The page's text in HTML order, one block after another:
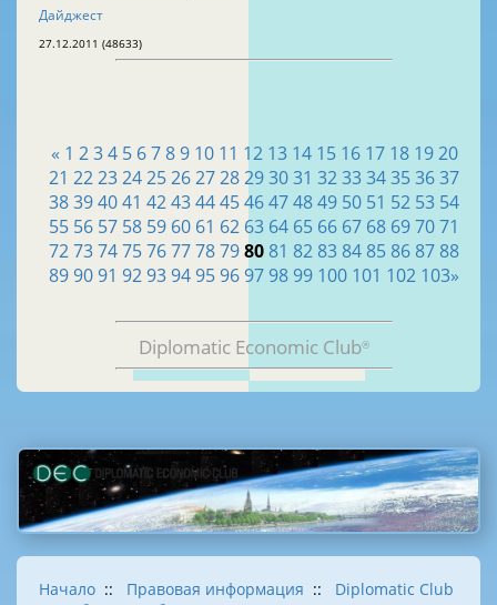
Дайджест
27.12.2011 (48633)
« 1 2 3 4 5 6 7 8 9 10 11 12 13 14 15 16 17 18 19 20
21 22232425262728293031 323334353637
38394041 4243444546474849 50 51 52 53 54
55 56 57 58 59 60 61 62 63 64 65 66 67 68 697071
727374757677787980 81 82 83 84 85 86 87 88
899091 929394959697 98 99 100 101 102 103»
Diplomatic Economic Club®
Начало :: Правовая информация :: Diplomatic Club